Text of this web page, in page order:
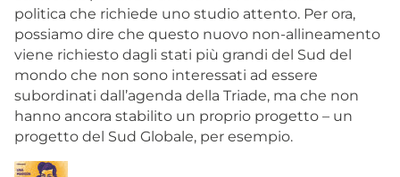
politica che richiede uno studio attento. Per ora,
possiamo dire che questo nuovo non-allineamento
viene richiesto dagli stati più grandi del Sud del
mondo che non sono interessati ad essere
subordinati dall’agenda della Triade, ma che non
hanno ancora stabilito un proprio progetto – un
progetto del Sud Globale, per esempio.